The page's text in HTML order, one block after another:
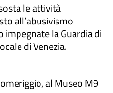
le attività
all’abusivismo
impegnate la Guardia di
di Venezia.
al Museo M9